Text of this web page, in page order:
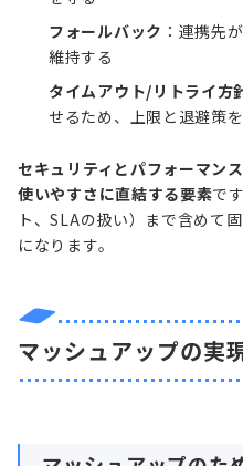
フォールバック ：連携先
維持する
タイムアウト/リトライ方
せるため、上限と退避策
セキュリティとパフォーマン
使いやすさに直結する要素で
ト、SLAの扱い）まで含めて
になります。
マッシュアップの実